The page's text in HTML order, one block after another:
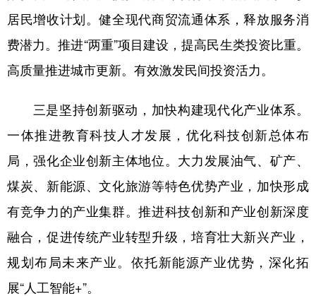
居民增收计划。健全现代商贸流通体系，释放服务消
费潜力。推进“两重”项目建设，提高民生类投资比重。
高质量推进城市更新。有效激发民间投资活力。
三是坚持创新驱动，加快构建现代化产业体系。
一体推进教育科技人才发展，优化科技创新总体布
局，强化企业创新主体地位。大力发展油气、矿产、
煤炭、新能源、文化旅游等特色优势产业，加快形成
有竞争力的产业集群。推进科技创新和产业创新深度
融合，促进传统产业转型升级，培育壮大新兴产业，
规划布局未来产业。依托新能源产业优势，深化拓
展“人工智能+”。